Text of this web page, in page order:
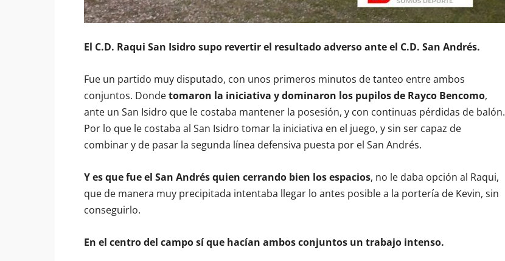
El C.D. Raqui San Isidro supo revertir el resultado adverso ante el C.D. San Andrés.
Fue un partido muy disputado, con unos primeros minutos de tanteo entre ambos
conjuntos. Dondetomaron la iniciativa y dominaron los pupilos de Rayco Bencomo,
ante un San Isidro que le costaba mantener la posesión, y con continuas pérdidas de balón.
Por lo que le costaba al San Isidro tomar la iniciativa en el juego, y sin ser capaz de
combinar y de pasar la segunda línea defensiva puesta por el San Andrés.
Y es que fue el San Andrés quien cerrando bien los espacios, no le daba opción al Raqui,
que de manera muy precipitada intentaba llegar lo antes posible a la portería de Kevin, sin
conseguirlo.
En el centro del campo sí que hacían ambos conjuntos un trabajo intenso.